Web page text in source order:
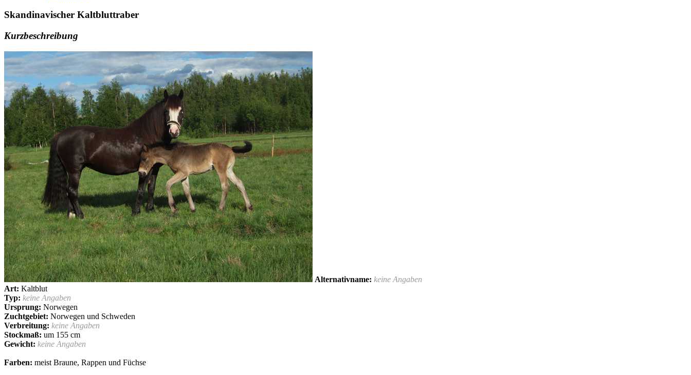
Skandinavischer Kaltbluttraber
Kurzbeschreibung
Alternativname: keine Angaben
Art: Kaltblut
Typ: keine Angaben
Ursprung: Norwegen
Zuchtgebiet: Norwegen und Schweden
Verbreitung: keine Angaben
Stockmaß: um 155 cm
Gewicht: keine Angaben
Farben: meist Braune, Rappen und Füchse